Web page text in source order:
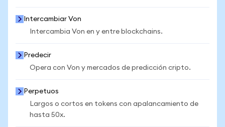
Intercambiar Von
Intercambia Von en y entre blockchains.
Predecir
Opera con Von y mercados de predicción cripto.
Perpetuos
Largos o cortos en tokens con apalancamiento de
hasta 50x.